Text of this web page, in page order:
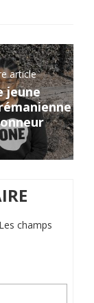
article
jeune
Les champs